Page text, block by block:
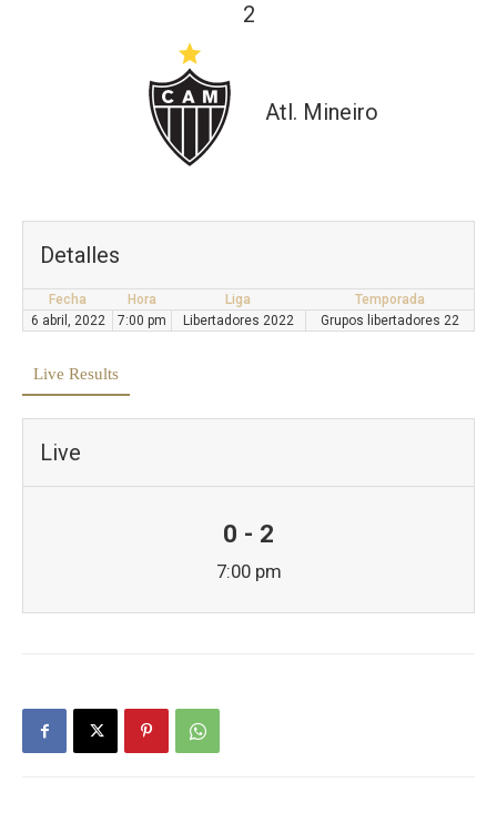
2
Atl. Mineiro
Detalles
Fecha Hora Liga
Temporada
6 abril, 2022
7:00 pm Libertadores 2022 Grupos libertadores 22
Live Results
Live
0 - 2
7:00 pm